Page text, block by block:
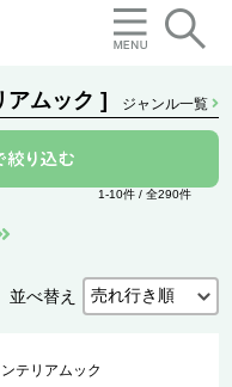
アムック ] ジャンル一覧
1-10件 / 全290件
並べ替え
テリアムック